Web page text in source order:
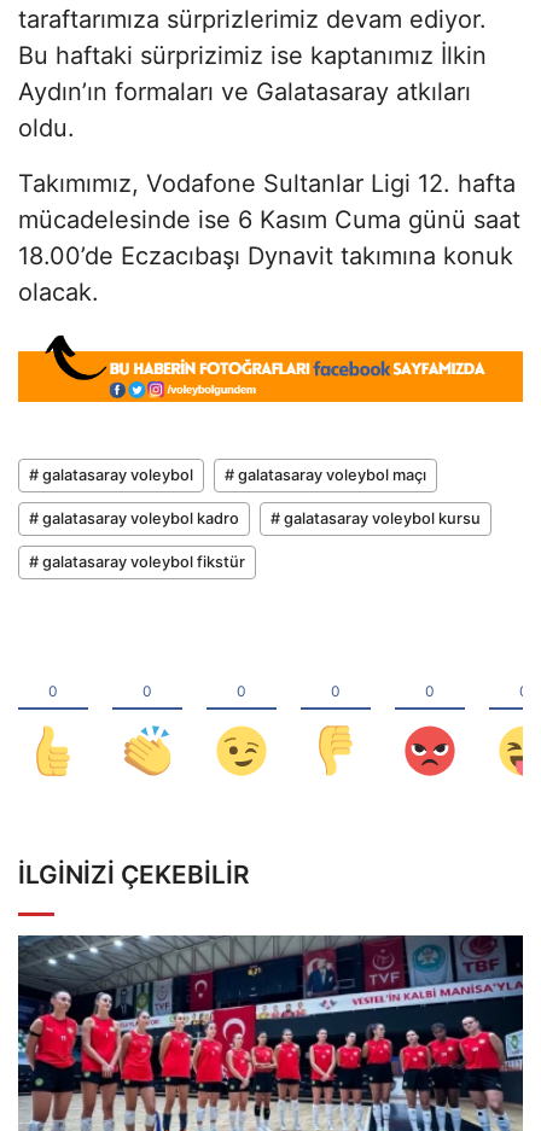
taraftarımıza sürprizlerimiz devam ediyor.
Bu haftaki sürprizimiz ise kaptanımız İlkin
Aydın’ın formaları ve Galatasaray atkıları
oldu.
Takımımız, Vodafone Sultanlar Ligi 12. hafta
mücadelesinde ise 6 Kasım Cuma günü saat
18.00’de Eczacıbaşı Dynavit takımına konuk
olacak.
# galatasaray voleybol # galatasaray voleybol maçı
# galatasaray voleybol kadro # galatasaray voleybol kursu
# galatasaray voleybol fikstür
İLGINIZI ÇEKEBILIR